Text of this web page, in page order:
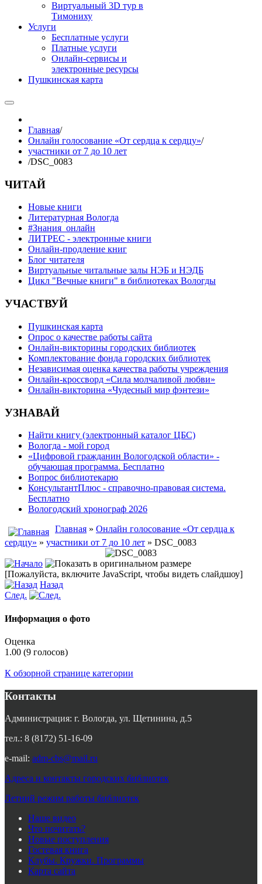
Виртуальный 3D тур в
Тимониху
Услуги
Бесплатные услуги
Платные услуги
Онлайн-сервисы и
электронные ресурсы
Пушкинская карта
Главная/
Онлайн голосование «От сердца к сердцу»/
участники от 7 до 10 лет
/DSC_0083
ЧИТАЙ
Новые книги
Литературная Вологда
#Знания_онлайн
ЛИТРЕС - электронные книги
Онлайн-продление книг
Блог читателя
Виртуальные читальные залы НЭБ и НЭДБ
Цикл "Вечные книги" в библиотеках Вологды
УЧАСТВУЙ
Пушкинская карта
Опрос о качестве работы сайта
Онлайн-викторины городских библиотек
Комплектование фонда городских библиотек
Независимая оценка качества работы учреждения
Онлайн-кроссворд «Сила молчаливой любви»
Онлайн-викторина «Чудесный мир фэнтези»
УЗНАВАЙ
Найти книгу (электронный каталог ЦБС)
Вологда - мой город
«Цифровой гражданин Вологодской области» -
обучающая программа. Бесплатно
Вопрос библиотекарю
КонсультантПлюс - справочно-правовая система.
Бесплатно
Вологодский хронограф 2026
Главная » Онлайн голосование «От сердца к
сердцу» » участники от 7 до 10 лет » DSC_0083
[Пожалуйста, включите JavaScript, чтобы видеть слайдшоу]
Назад
След.
Информация о фото
Оценка
1.00 (9 голосов)
К обзорной странице категории
Контакты
Администрация: г. Вологда, ул. Щетинина, д.5
тел.: 8 (8172) 51-16-09
e-mail: adm-cbs@mail.ru
Адреса и контакты городских библиотек
Летний режим работы библиотек
Наше видео
Что почитать?
Новые поступления
Гостевая книга
Клубы. Кружки. Программы
Карта сайта